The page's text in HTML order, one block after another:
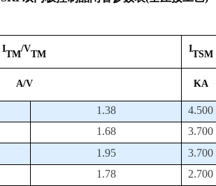
I
TM
/V
TM
I
TSM
A/V KA
1.38 4.500
1.68 3.700
1.95 3.700
1.78 2.700